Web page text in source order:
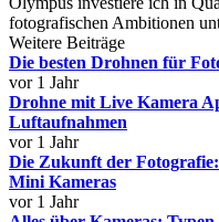
fotografischen Ambitionen
Weitere Beiträge
Die besten Drohnen für
vor 1 Jahr
Drohne mit Live Kamera
Luftaufnahmen
vor 1 Jahr
Die Zukunft der
Mini Kameras
vor 1 Jahr